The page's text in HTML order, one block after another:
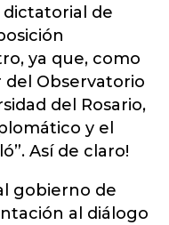
de
ya que, como
del Observatorio
del Rosario,
y el
Así de claro!
gobierno de
al diálogo